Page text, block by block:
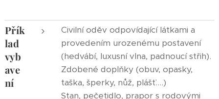
Přík
lad
vyb
ave
ní
Civilní oděv odpovídající látkami a
provedením urozenému postavení
(hedvábí, luxusní vlna, padnoucí střih).
Zdobené doplňky (obuv, opasky,
taška, šperky, nůž, plášť....)
Stan, pečetidlo, prapor s rodovými